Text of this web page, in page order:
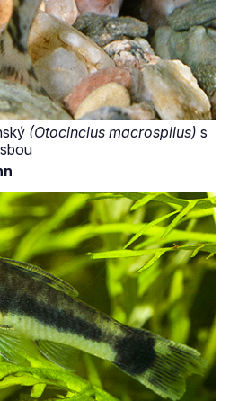
(Otocinclus macrospilus) s